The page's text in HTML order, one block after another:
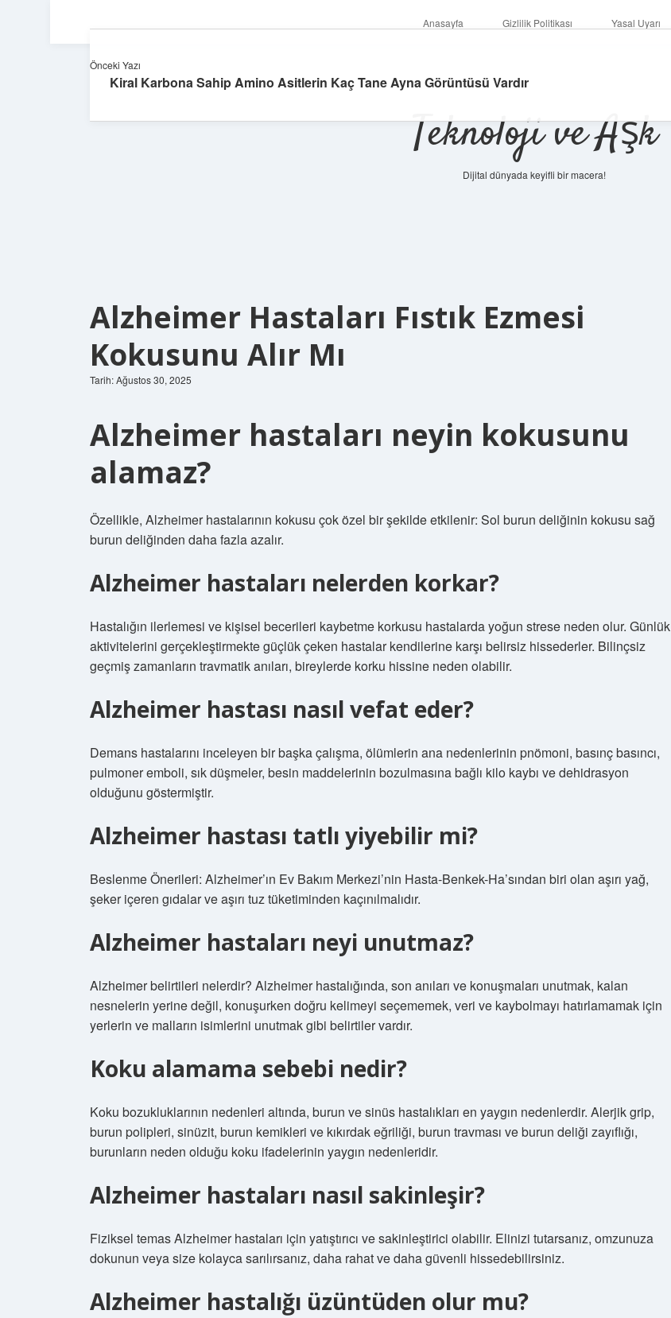
Anasayfa Gizlilik Politikası Yasal Uyarı
Teknoloji ve Aşk
Dijital dünyada keyifli bir macera!
Alzheimer Hastaları Fıstık Ezmesi
Kokusunu Alır Mı
Tarih: Ağustos 30, 2025
Alzheimer hastaları neyin kokusunu
alamaz?
Özellikle, Alzheimer hastalarının kokusu çok özel bir şekilde etkilenir: Sol burun deliğinin kokusu sağ
burun deliğinden daha fazla azalır.
Alzheimer hastaları nelerden korkar?
Hastalığın ilerlemesi ve kişisel becerileri kaybetme korkusu hastalarda yoğun strese neden olur. Günlük
aktivitelerini gerçekleştirmekte güçlük çeken hastalar kendilerine karşı belirsiz hissederler. Bilinçsiz
geçmiş zamanların travmatik anıları, bireylerde korku hissine neden olabilir.
Alzheimer hastası nasıl vefat eder?
Demans hastalarını inceleyen bir başka çalışma, ölümlerin ana nedenlerinin pnömoni, basınç basıncı,
pulmoner emboli, sık düşmeler, besin maddelerinin bozulmasına bağlı kilo kaybı ve dehidrasyon
olduğunu göstermiştir.
Alzheimer hastası tatlı yiyebilir mi?
Beslenme Önerileri: Alzheimer’ın Ev Bakım Merkezi’nin Hasta-Benkek-Ha’sından biri olan aşırı yağ,
şeker içeren gıdalar ve aşırı tuz tüketiminden kaçınılmalıdır.
Alzheimer hastaları neyi unutmaz?
Alzheimer belirtileri nelerdir? Alzheimer hastalığında, son anıları ve konuşmaları unutmak, kalan
nesnelerin yerine değil, konuşurken doğru kelimeyi seçememek, veri ve kaybolmayı hatırlamamak için
yerlerin ve malların isimlerini unutmak gibi belirtiler vardır.
Koku alamama sebebi nedir?
Koku bozukluklarının nedenleri altında, burun ve sinüs hastalıkları en yaygın nedenlerdir. Alerjik grip,
burun polipleri, sinüzit, burun kemikleri ve kıkırdak eğriliği, burun travması ve burun deliği zayıflığı,
burunların neden olduğu koku ifadelerinin yaygın nedenleridir.
Alzheimer hastaları nasıl sakinleşir?
Fiziksel temas Alzheimer hastaları için yatıştırıcı ve sakinleştirici olabilir. Elinizi tutarsanız, omzunuza
dokunun veya size kolayca sarılırsanız, daha rahat ve daha güvenli hissedebilirsiniz.
Alzheimer hastalığı üzüntüden olur mu?
Önceki Yazı
Kiral Karbona Sahip Amino Asitlerin Kaç Tane Ayna Görüntüsü Vardır